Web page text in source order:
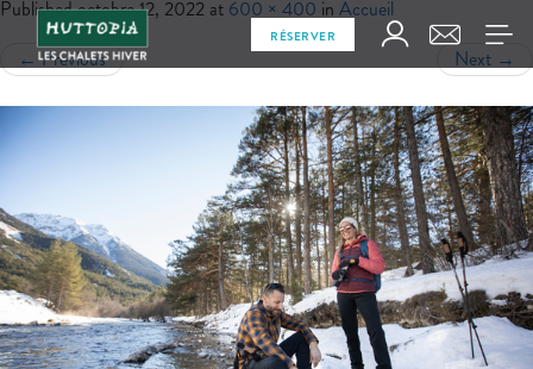
RÉSERVER
Publishedoctobre 12, 2022 at 600 × 400 in Accueil
←Previous Next →